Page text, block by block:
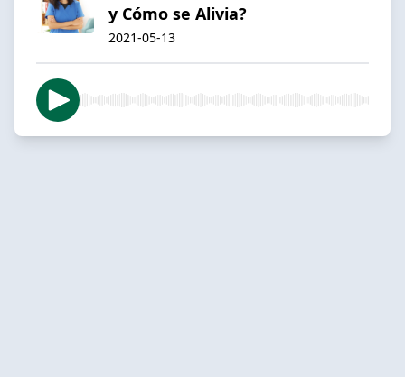
y Cómo se Alivia?
2021-05-13